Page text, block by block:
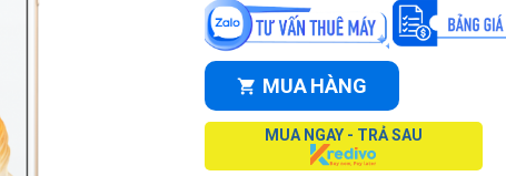
MUA HÀNG
MUA NGAY - TRẢ SAU